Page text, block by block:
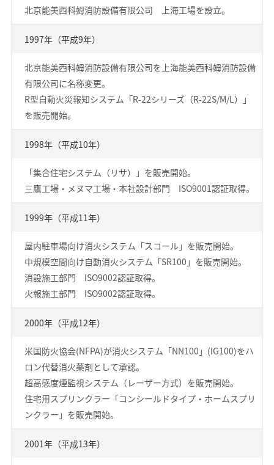
北京能美西科姆消防設備有限公司 上海工場を設立。
1997年（平成9年）
北京能美西科姆消防設備有限公司を上海能美西科姆消防設備
有限公司に名称変更。
R型自動火災報知システム「R-22シリーズ（R-22S/M/L）」
を販売開始。
1998年（平成10年）
「集合住宅システム（リサ）」を販売開始。
三鷹工場・メヌマ工場・本社設計部門 ISO9001認証取得。
1999年（平成11年）
屋内駐車場向け消火システム「スコール」を販売開始。
中規模空間向け自動消火システム「SR100」を販売開始。
消設施工部門 ISO9002認証取得。
火報施工部門 ISO9002認証取得。
2000年（平成12年）
米国防火協会(NFPA)が消火システム「NN100」(IG100)をハ
ロン代替消火薬剤として承認。
超高感度煙監視システム（レーザー方式）を販売開始。
住宅用スプリンクラー「コンシールドタイプ・ホームスプリ
ンクラー」を販売開始。
2001年（平成13年）